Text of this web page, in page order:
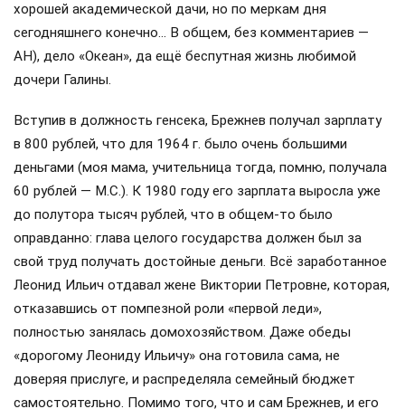
хорошей академической дачи, но по меркам дня
сегодняшнего конечно… В общем, без комментариев —
АН), дело «Океан», да ещё беспутная жизнь любимой
дочери Галины.
Вступив в должность генсека, Брежнев получал зарплату
в 800 рублей, что для 1964 г. было очень большими
деньгами (моя мама, учительница тогда, помню, получала
60 рублей — М.С.). К 1980 году его зарплата выросла уже
до полутора тысяч рублей, что в общем-то было
оправданно: глава целого государства должен был за
свой труд получать достойные деньги. Всё заработанное
Леонид Ильич отдавал жене Виктории Петровне, которая,
отказавшись от помпезной роли «первой леди»,
полностью занялась домохозяйством. Даже обеды
«дорогому Леониду Ильичу» она готовила сама, не
доверяя прислуге, и распределяла семейный бюджет
самостоятельно. Помимо того, что и сам Брежнев, и его